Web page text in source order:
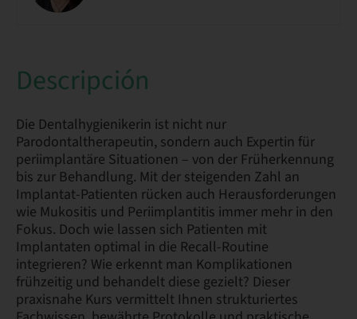
Descripción
Die Dentalhygienikerin ist nicht nur
Parodontaltherapeutin, sondern auch Expertin für
periimplantäre Situationen – von der Früherkennung
bis zur Behandlung. Mit der steigenden Zahl an
Implantat-Patienten rücken auch Herausforderungen
wie Mukositis und Periimplantitis immer mehr in den
Fokus. Doch wie lassen sich Patienten mit
Implantaten optimal in die Recall-Routine
integrieren? Wie erkennt man Komplikationen
frühzeitig und behandelt diese gezielt? Dieser
praxisnahe Kurs vermittelt Ihnen strukturiertes